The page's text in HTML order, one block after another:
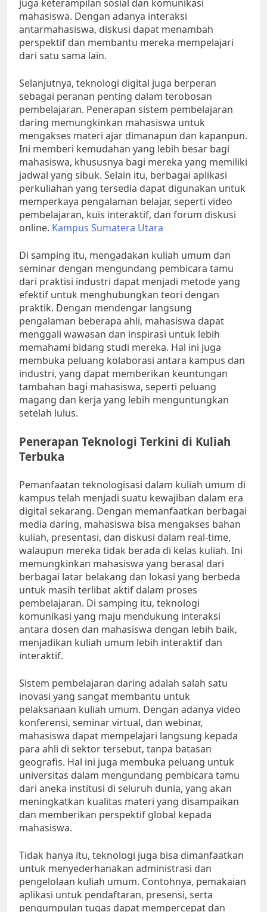
juga keterampilan sosial dan komunikasi
mahasiswa. Dengan adanya interaksi
antarmahasiswa, diskusi dapat menambah
perspektif dan membantu mereka mempelajari
dari satu sama lain.
Selanjutnya, teknologi digital juga berperan
sebagai peranan penting dalam terobosan
pembelajaran. Penerapan sistem pembelajaran
daring memungkinkan mahasiswa untuk
mengakses materi ajar dimanapun dan kapanpun.
Ini memberi kemudahan yang lebih besar bagi
mahasiswa, khususnya bagi mereka yang memiliki
jadwal yang sibuk. Selain itu, berbagai aplikasi
perkuliahan yang tersedia dapat digunakan untuk
memperkaya pengalaman belajar, seperti video
pembelajaran, kuis interaktif, dan forum diskusi
online. Kampus Sumatera Utara
Di samping itu, mengadakan kuliah umum dan
seminar dengan mengundang pembicara tamu
dari praktisi industri dapat menjadi metode yang
efektif untuk menghubungkan teori dengan
praktik. Dengan mendengar langsung
pengalaman beberapa ahli, mahasiswa dapat
menggali wawasan dan inspirasi untuk lebih
memahami bidang studi mereka. Hal ini juga
membuka peluang kolaborasi antara kampus dan
industri, yang dapat memberikan keuntungan
tambahan bagi mahasiswa, seperti peluang
magang dan kerja yang lebih menguntungkan
setelah lulus.
Penerapan Teknologi Terkini di Kuliah
Terbuka
Pemanfaatan teknologisasi dalam kuliah umum di
kampus telah menjadi suatu kewajiban dalam era
digital sekarang. Dengan memanfaatkan berbagai
media daring, mahasiswa bisa mengakses bahan
kuliah, presentasi, dan diskusi dalam real-time,
walaupun mereka tidak berada di kelas kuliah. Ini
memungkinkan mahasiswa yang berasal dari
berbagai latar belakang dan lokasi yang berbeda
untuk masih terlibat aktif dalam proses
pembelajaran. Di samping itu, teknologi
komunikasi yang maju mendukung interaksi
antara dosen dan mahasiswa dengan lebih baik,
menjadikan kuliah umum lebih interaktif dan
interaktif.
Sistem pembelajaran daring adalah salah satu
inovasi yang sangat membantu untuk
pelaksanaan kuliah umum. Dengan adanya video
konferensi, seminar virtual, dan webinar,
mahasiswa dapat mempelajari langsung kepada
para ahli di sektor tersebut, tanpa batasan
geografis. Hal ini juga membuka peluang untuk
universitas dalam mengundang pembicara tamu
dari aneka institusi di seluruh dunia, yang akan
meningkatkan kualitas materi yang disampaikan
dan memberikan perspektif global kepada
mahasiswa.
Tidak hanya itu, teknologi juga bisa dimanfaatkan
untuk menyederhanakan administrasi dan
pengelolaan kuliah umum. Contohnya, pemakaian
aplikasi untuk pendaftaran, presensi, serta
pengumpulan tugas dapat mempercepat dan